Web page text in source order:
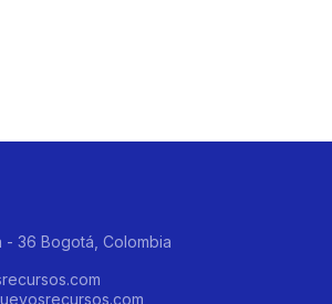
- 36 Bogotá, Colombia